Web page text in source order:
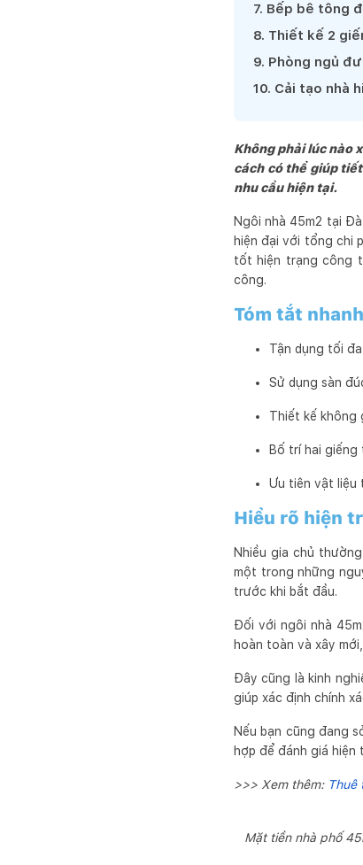
7. Bếp bê tông
8. Thiết kế 2
9. Phòng ngủ
10. Cải tạo nhà
Không phải lúc nào
cách có thể giúp
nhu cầu hiện tại.
Ngôi nhà 45m2 tại
hiện đại với tổng chi
tốt hiện trạng công
công.
Tóm tắt
Tận dụng tối
Sử dụng sàn
Thiết kế không
Bố trí hai giếng
Ưu tiên vật liệu
Hiểu rõ hiện
Nhiều gia chủ
một trong những
trước khi bắt đầu.
Đối với ngôi nhà
hoàn toàn và xây
Đây cũng là kinh
giúp xác định chính
Nếu bạn cũng đang
hợp để đánh giá
>>> Xem thêm: Thuê
Mặt tiền nhà phố